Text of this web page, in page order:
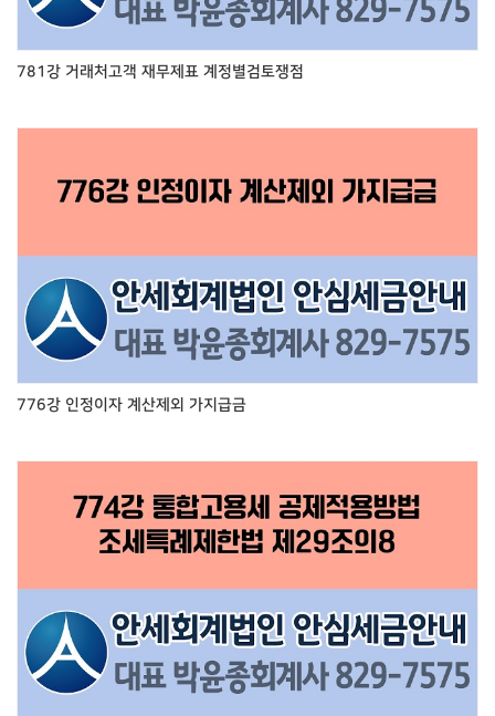
781강 거래처고객 재무제표 계정별검토쟁점
776강 인정이자 계산제외 가지급금